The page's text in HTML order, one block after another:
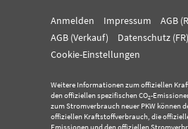
Anmelden Impressum
AGB
AGB (Verkauf)
Datenschutz (FR)
Cookie-Einstellungen
Weitere Informationen zum offiziellen
den offiziellen spezifischen CO2-
zum Stromverbrauch neuer PKW können
offiziellen Kraftstoffverbrauch, die